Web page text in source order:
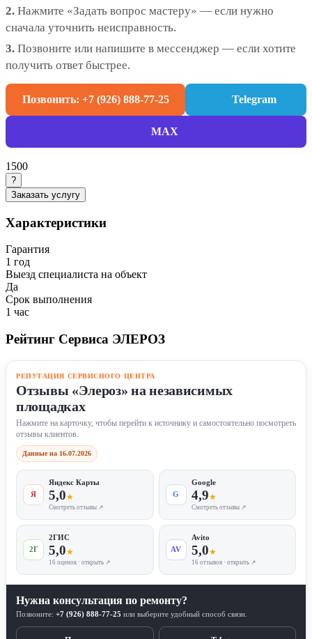
2. Нажмите «Задать вопрос мастеру» — если нужно
сначала уточнить неисправность.
3. Позвоните или напишите в мессенджер — если хотите
получить ответ быстрее.
Позвонить: +7 (926) 888-77-25 Telegram
MAX
1500
?
Заказать услугу
Характеристики
Гарантия
1 год
Выезд специалиста на объект
Да
Срок выполнения
1 час
Рейтинг Сервиса ЭЛЕРОЗ
РЕПУТАЦИЯ СЕРВИСНОГО ЦЕНТРА
Отзывы «Элероз» на независимых
площадках
Нажмите на карточку, чтобы перейти к источнику и самостоятельно посмотреть
отзывы клиентов.
Данные на 16.07.2026
Я
Яндекс Карты
5,0★
Смотреть отзывы ↗
G
Google
4,9★
Смотреть отзывы ↗
2Г
2ГИС
5,0★
16 оценок · открыть ↗
AV
Avito
5,0★
16 отзывов · открыть ↗
Нужна консультация по ремонту?
Позвоните: +7 (926) 888-77-25 или выберите удобный способ связи.